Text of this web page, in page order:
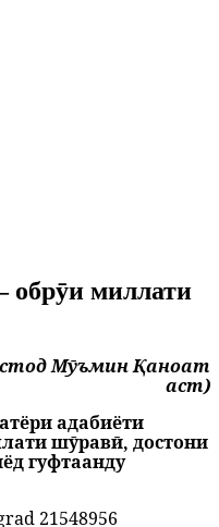
обрӯи миллати
Мӯъмин Қаноат
аст)
адабиёти
шӯравӣ, достони
гуфтаанду